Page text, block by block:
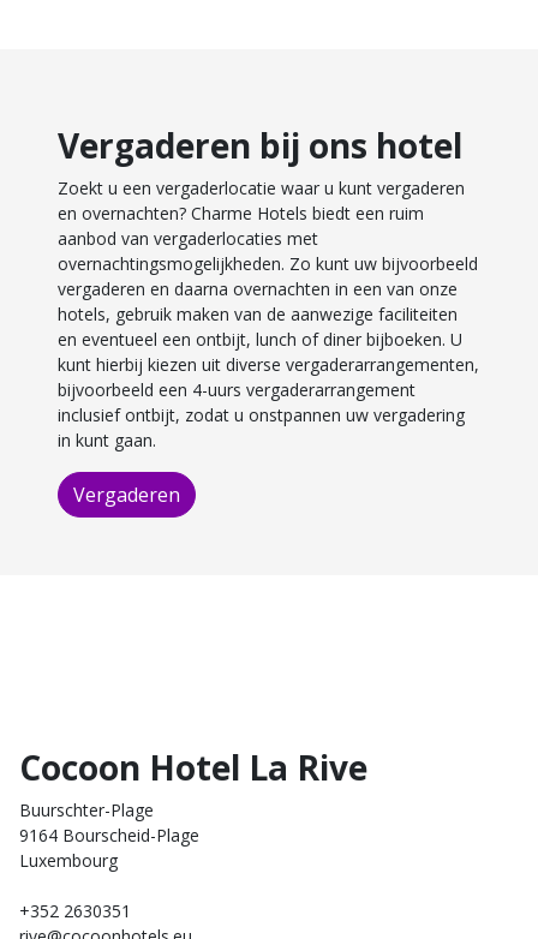
Vergaderen bij ons hotel
Zoekt u een vergaderlocatie waar u kunt vergaderen
en overnachten? Charme Hotels biedt een ruim
aanbod van vergaderlocaties met
overnachtingsmogelijkheden. Zo kunt uw bijvoorbeeld
vergaderen en daarna overnachten in een van onze
hotels, gebruik maken van de aanwezige faciliteiten
en eventueel een ontbijt, lunch of diner bijboeken. U
kunt hierbij kiezen uit diverse vergaderarrangementen,
bijvoorbeeld een 4-uurs vergaderarrangement
inclusief ontbijt, zodat u onstpannen uw vergadering
in kunt gaan.
Vergaderen
Cocoon Hotel La Rive
Buurschter-Plage
9164 Bourscheid-Plage
Luxembourg
+352 2630351